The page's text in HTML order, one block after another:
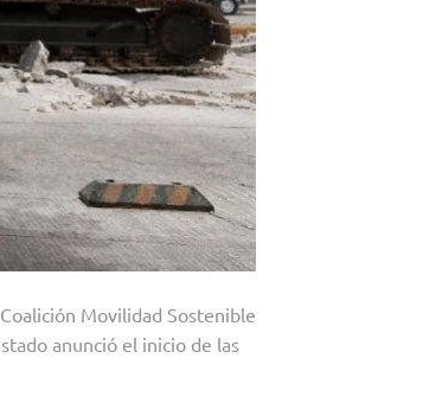
Movilidad Sostenible
anunció el inicio de las